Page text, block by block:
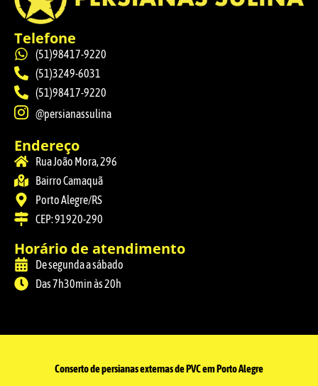
Telefone
(51)98417-9220
(51)3249-6031
(51)98417-9220
@persianassulina
Endereço
Rua João Mora, 296
Bairro Camaquã
Porto Alegre/RS
CEP: 91920-290
Horário de atendimento
De segunda a sábado
Das 7h30min às 20h
Conserto de persianas externas de PVC em Porto Alegre